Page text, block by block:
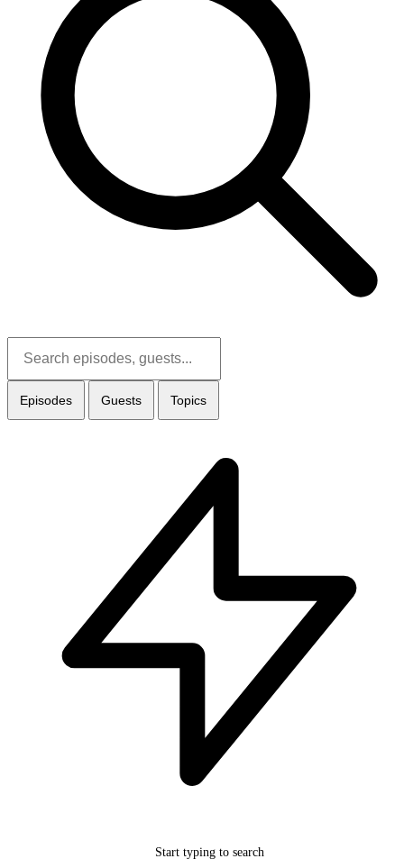
Episodes Guests Topics
Start typing to search